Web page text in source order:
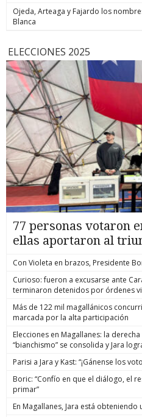
Ojeda, Arteaga y Fajardo los
Blanca
ELECCIONES 2025
77 personas votaron
ellas aportaron al
Con Violeta en brazos, Presidente
Curioso: fueron a excusarse ante
terminaron detenidos por órdenes
Más de 122 mil magallánicos
marcada por la alta participación
Elecciones en Magallanes: la
“bianchismo” se consolida y Jara
Parisi a Jara y Kast: “¡Gánense los
Boric: “Confío en que el diálogo, el
primar”
En Magallanes, Jara está obteniendo